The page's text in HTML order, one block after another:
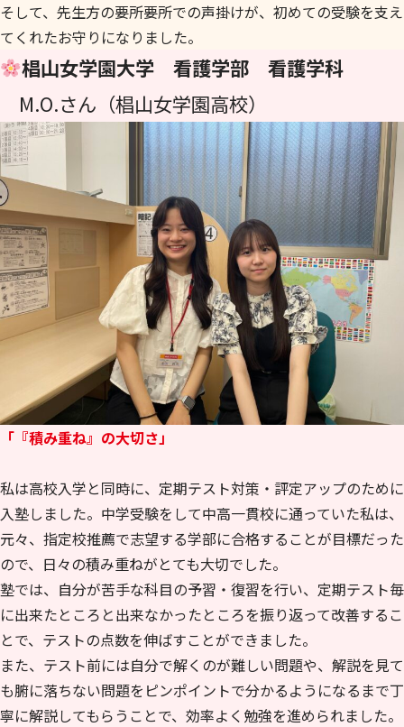
そして、先生方の要所要所での声掛けが、初めての受験を支え
てくれたお守りになりました。
椙山女学園大学 看護学部 看護学科
M.O.さん（椙山女学園高校）
「 『積み重ね』の大切さ」
私は高校入学と同時に、定期テスト対策・評定アップのために
入塾しました。中学受験をして中高一貫校に通っていた私は、
元々、指定校推薦で志望する学部に合格することが目標だった
ので、日々の積み重ねがとても大切でした。
塾では、自分が苦手な科目の予習・復習を行い、定期テスト毎
に出来たところと出来なかったところを振り返って改善するこ
とで、テストの点数を伸ばすことができました。
また、テスト前には自分で解くのが難しい問題や、解説を見て
も腑に落ちない問題をピンポイントで分かるようになるまで丁
寧に解説してもらうことで、効率よく勉強を進められました。